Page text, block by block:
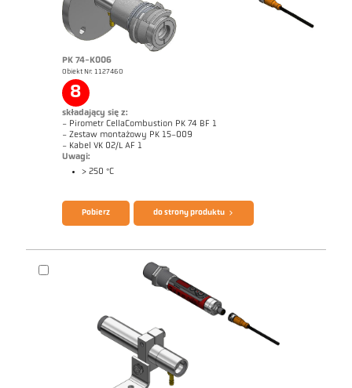
Raport techniczny Optical temperature
measurement in combustion plants
PK 74-K006
Obiekt Nr: 1127460
8
składający się z:
- Pirometr CellaCombustion PK 74 BF 1
- Zestaw montażowy PK 15-009
- Kabel VK 02/L AF 1
Uwagi:
> 250 °C
Pobierz do strony produktu